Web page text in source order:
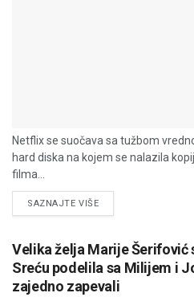
Netflix se suočava sa tužbom
hard diska na kojem se nalazila
filma...
SAZNAJTE VIŠEDETAILS
Velika želja Marije Šerifović
Sreću podelila sa Milijem i
zajedno zapevali